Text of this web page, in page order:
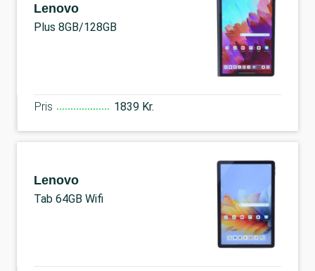
Lenovo
Plus 8GB/128GB
Pris 1839 Kr.
Lenovo
Tab 64GB Wifi